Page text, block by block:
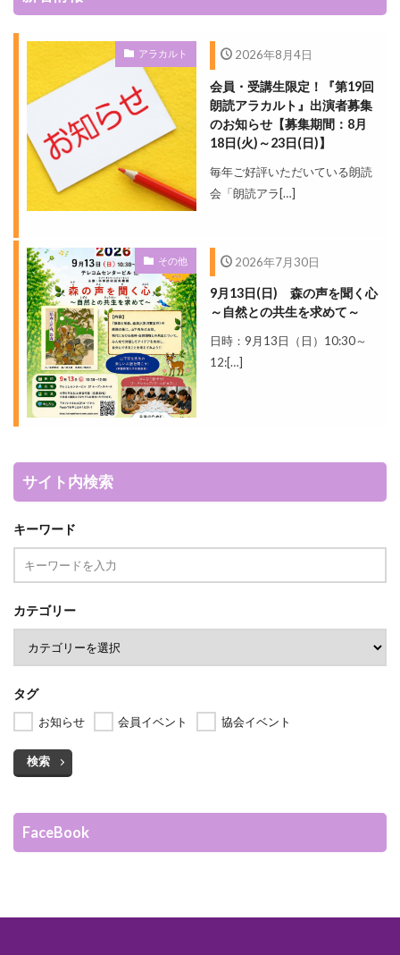
アラカルト 2026年8月4日
会員・受講生限定！『第19回
朗読アラカルト』出演者募集
のお知らせ【募集期間：8月
18日(火)～23日(日)】
毎年ご好評いただいている朗読
会「朗読アラ[…]
その他 2026年7月30日
9月13日(日) 森の声を聞く心
～自然との共生を求めて～
日時：9月13日（日）10:30～
12:[…]
サイト内検索
キーワード
カテゴリー
タグ
お知らせ 会員イベント 協会イベント
検索
FaceBook